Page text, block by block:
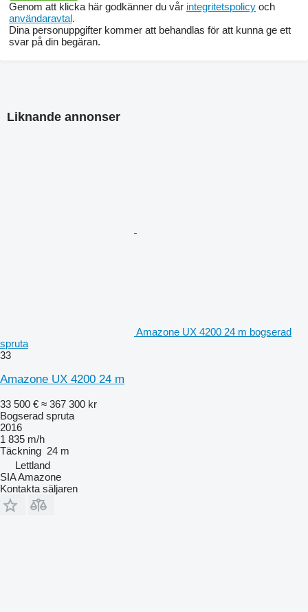
Genom att klicka här godkänner du vår integritetspolicy och
användaravtal.
Dina personuppgifter kommer att behandlas för att kunna ge ett
svar på din begäran.
Liknande annonser
Amazone UX 4200 24 m bogserad
spruta
33
Amazone UX 4200 24 m
33 500 € ≈ 367 300 kr
Bogserad spruta
2016
1 835 m/h
Täckning 24 m
Lettland
SIA Amazone
Kontakta säljaren